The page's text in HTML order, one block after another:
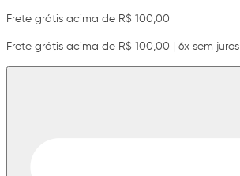
Frete grátis acima de R$ 100,00
Frete grátis acima de R$ 100,00 | 6x sem juros